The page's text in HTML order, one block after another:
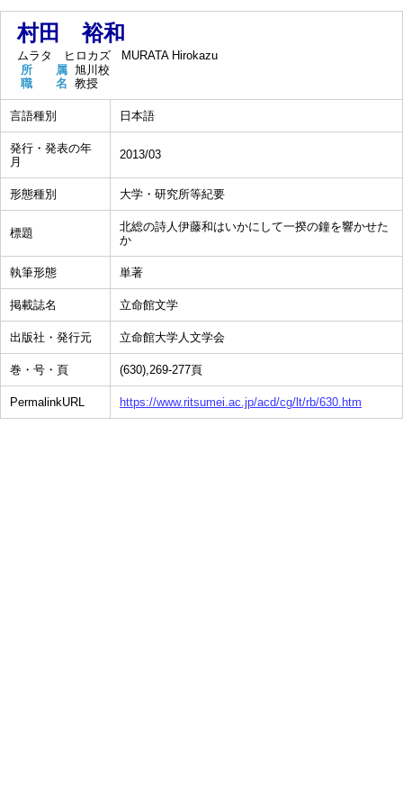
村田 裕和
ムラタ ヒロカズ
MURATA Hirokazu
所 属 旭川校
職 名 教授
言語種別 日本語
発行・発表の年
月
2013/03
形態種別 大学・研究所等紀要
標題
北総の詩人伊藤和はいかにして一揆の鐘を響かせた
か
執筆形態 単著
掲載誌名 立命館文学
出版社・発行元 立命館大学人文学会
巻・号・頁 (630),269-277頁
PermalinkURL https://www.ritsumei.ac.jp/acd/cg/lt/rb/630.htm